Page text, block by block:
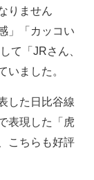
りません
」「カッコい
て「JRさん、
いました。
した日比谷線
表現した「虎
こちらも好評